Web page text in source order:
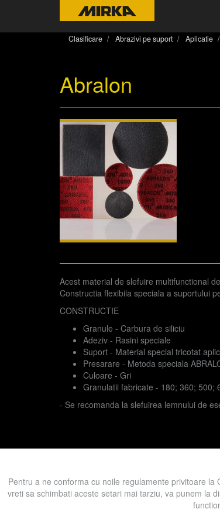
Clasificare Abrazivi pe suport Aplicatie
Abralon
Acest material de slefuire multifunctional
Constructia flexibila speciala a suportului
CONSTRUCTIE
Granule - Carbura de siliciu
Adeziv - Rasini speciale
Suport - Material special tricotat
Presarare - Metoda speciala
Culoare - Gri
Granulatii fabricate - 180; 360; 500;
- Se recomanda la slefuirea lemnului de
Prezent in categoriile:
Pentru a ne conforma cu noile regulamente privitoare
vreti sa schimbati aceste setari mai tarziu, va punem la